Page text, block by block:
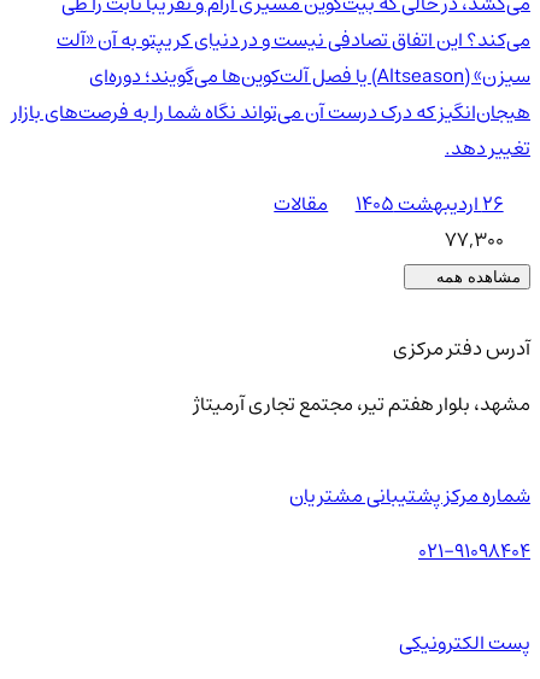
می‌کند؟ این اتفاق تصادفی نیست و در دنیای کریپتو به آن «آلت
سیزن» (Altseason) یا فصل آلت‌کوین‌ها می‌گویند؛ دوره‌ای
هیجان‌انگیز که درک درست آن می‌تواند نگاه شما را به فرصت‌های بازار
تغییر دهد.
۲۶ اردیبهشت ۱۴۰۵
مقالات
77,300
مشاهده همه
آدرس دفتر مرکزی
مشهد، بلوار هفتم تیر، مجتمع تجاری آرمیتاژ
شماره مرکز پشتیبانی مشتریان
021-91098404
پست الکترونیکی